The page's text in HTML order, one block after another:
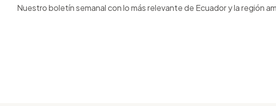
Nuestro boletín semanal con lo más relevante de Ecuador y la región